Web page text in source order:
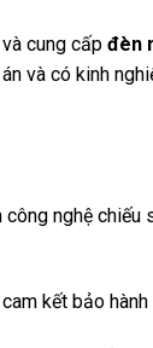
cung cấp đèn
và có kinh
nghệ chiếu
kết bảo